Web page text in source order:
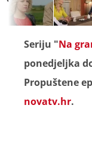
Seriju "Na
ponedjeljka
Propuštene
novatv.hr.